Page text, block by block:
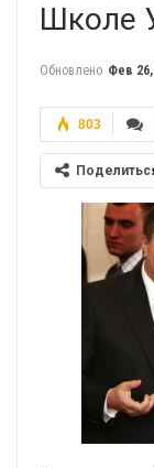
Школе
Обновлено Фев 26,
803